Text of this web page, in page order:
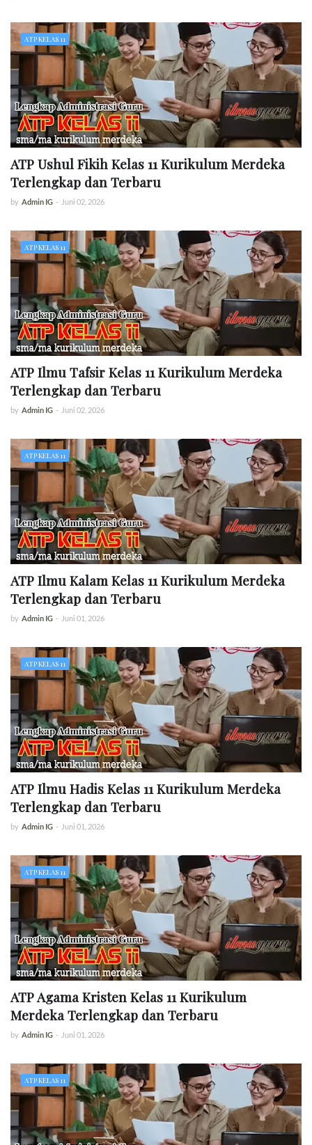
ATP KELAS 11
ATP Ushul Fikih Kelas 11 Kurikulum Merdeka
Terlengkap dan Terbaru
by Admin IG - Juni 02, 2026
ATP KELAS 11
ATP Ilmu Tafsir Kelas 11 Kurikulum Merdeka
Terlengkap dan Terbaru
by Admin IG - Juni 02, 2026
ATP KELAS 11
ATP Ilmu Kalam Kelas 11 Kurikulum Merdeka
Terlengkap dan Terbaru
by Admin IG - Juni 01, 2026
ATP KELAS 11
ATP Ilmu Hadis Kelas 11 Kurikulum Merdeka
Terlengkap dan Terbaru
by Admin IG - Juni 01, 2026
ATP KELAS 11
ATP Agama Kristen Kelas 11 Kurikulum
Merdeka Terlengkap dan Terbaru
by Admin IG - Juni 01, 2026
ATP KELAS 11